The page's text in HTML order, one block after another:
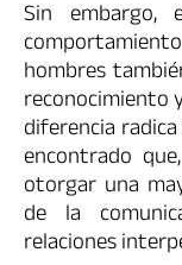
Sin embargo,
hombres
reconocimiento
diferencia
encontrado
otorgar una
de la
relaciones